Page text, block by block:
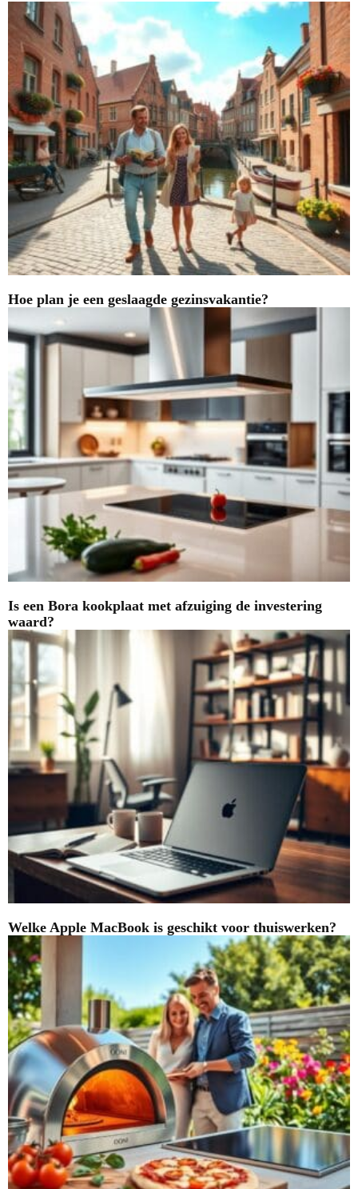
Hoe plan je een geslaagde gezinsvakantie?
Is een Bora kookplaat met afzuiging de investering
waard?
Welke Apple MacBook is geschikt voor thuiswerken?